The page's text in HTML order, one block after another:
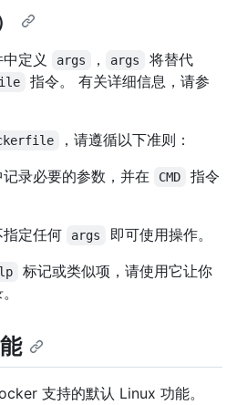
定义 args ， args 将替代
指令。 有关详细信息，请参
，请遵循以下准则：
录必要的参数，并在
CMD
指令
定任何
args
即可使用操作。
标记或类似项，请使用它让你
支持的默认 Linux 功能。